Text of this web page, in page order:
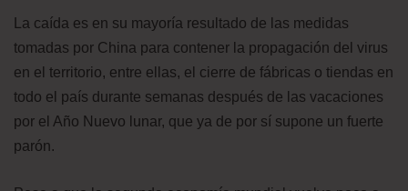
La caída es en su mayoría resultado de las medidas
tomadas por China para contener la propagación del virus
en el territorio, entre ellas, el cierre de fábricas o tiendas en
todo el país durante semanas después de las vacaciones
por el Año Nuevo lunar, que ya de por sí supone un fuerte
parón.